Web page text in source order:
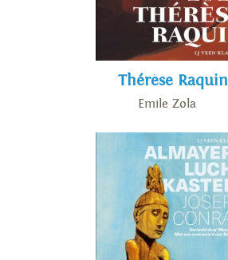
Thérèse Raquin
Emile Zola